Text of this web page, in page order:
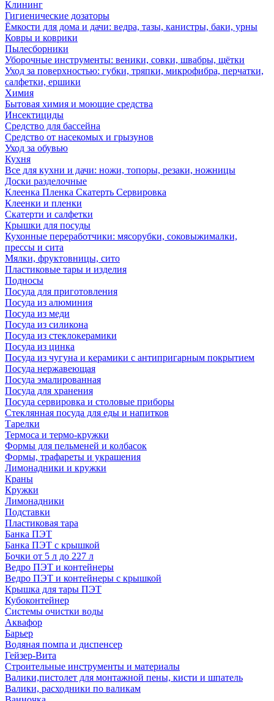
Клининг
Гигиенические дозаторы
Ёмкости для дома и дачи: ведра, тазы, канистры, баки, урны
Ковры и коврики
Пылесборники
Уборочные инструменты: веники, совки, швабры, щётки
Уход за поверхностью: губки, тряпки, микрофибра, перчатки,
салфетки, ершики
Химия
Бытовая химия и моющие средства
Инсектициды
Средство для бассейна
Средство от насекомых и грызунов
Уход за обувью
Кухня
Все для кухни и дачи: ножи, топоры, резаки, ножницы
Доски разделочные
Клеенка Пленка Скатерть Сервировка
Клеенки и пленки
Скатерти и салфетки
Крышки для посуды
Кухонные переработчики: мясорубки, соковыжималки,
прессы и сита
Мялки, фруктовницы, сито
Пластиковые тары и изделия
Подносы
Посуда для приготовления
Посуда из алюминия
Посуда из меди
Посуда из силикона
Посуда из стеклокерамики
Посуда из цинка
Посуда из чугуна и керамики с антипригарным покрытием
Посуда нержавеющая
Посуда эмалированная
Посуда для хранения
Посуда сервировка и столовые приборы
Стеклянная посуда для еды и напитков
Тарелки
Термоса и термо-кружки
Формы для пельменей и колбасок
Формы, трафареты и украшения
Лимонадники и кружки
Краны
Кружки
Лимонадники
Подставки
Пластиковая тара
Банка ПЭТ
Банка ПЭТ с крышкой
Бочки от 5 л до 227 л
Ведро ПЭТ и контейнеры
Ведро ПЭТ и контейнеры с крышкой
Крышка для тары ПЭТ
Кубоконтейнер
Системы очистки воды
Аквафор
Барьер
Водяная помпа и диспенсер
Гейзер-Вита
Строительные инструменты и материалы
Валики,пистолет для монтажной пены, кисти и шпатель
Валики, расходники по валикам